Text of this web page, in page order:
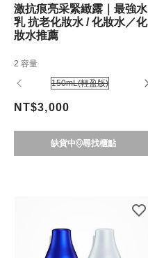
激抗痕亮采緊緻露｜最強水
乳 抗老化妝水 / 化妝水／化
妝水推薦
2 容量
150mL(輕盈版)
NT$3,000
缺貨中 尋找櫃點